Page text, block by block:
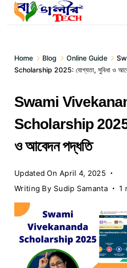
Home Blog Online Guide
Scholarship 2025: যোগ্যতা, সুবিধা ও
Swami
Scholarship 2025:
ও আবেদন পদ্ধতি
Updated On April 4, 2025
Writing By Sudip Samanta 1